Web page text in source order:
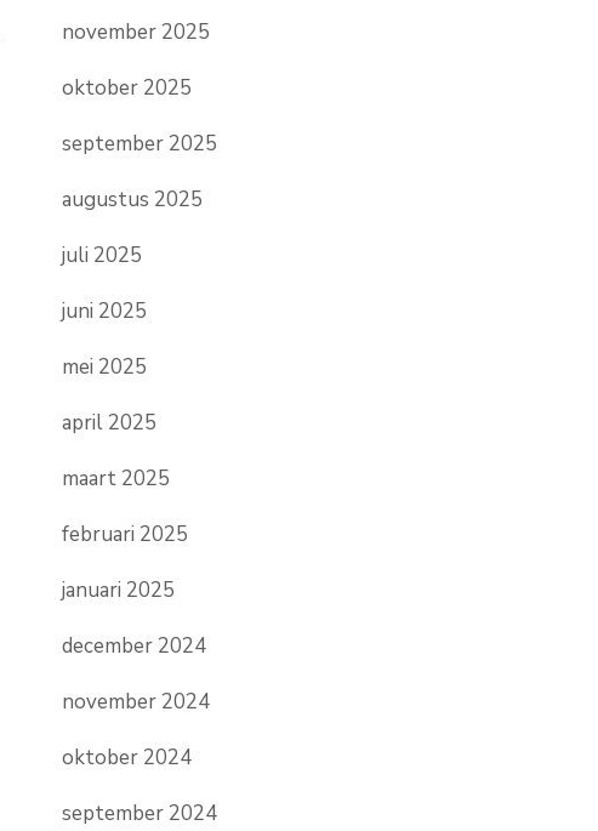
november 2025
oktober 2025
september 2025
augustus 2025
juli 2025
juni 2025
mei 2025
april 2025
maart 2025
februari 2025
januari 2025
december 2024
november 2024
oktober 2024
september 2024